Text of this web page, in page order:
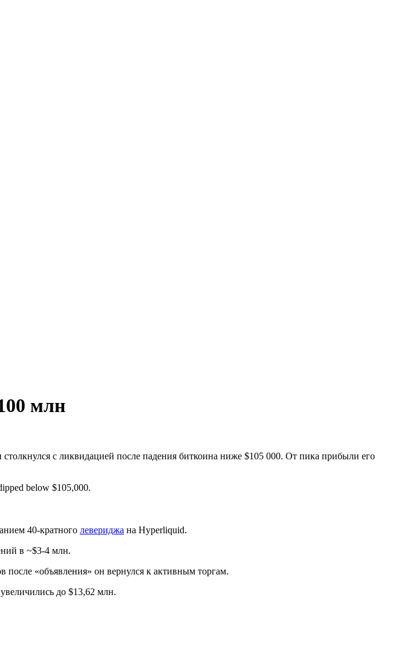
млн
с ликвидацией после падения биткоина ниже $105 000. От пика прибыли его
below $105,000.
40-кратного левериджа на Hyperliquid.
в ~$3-4 млн.
«объявления» он вернулся к активным торгам.
до $13,62 млн.